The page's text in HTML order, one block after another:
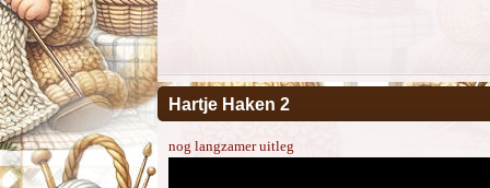
Hartje Haken 2
nog langzamer uitleg